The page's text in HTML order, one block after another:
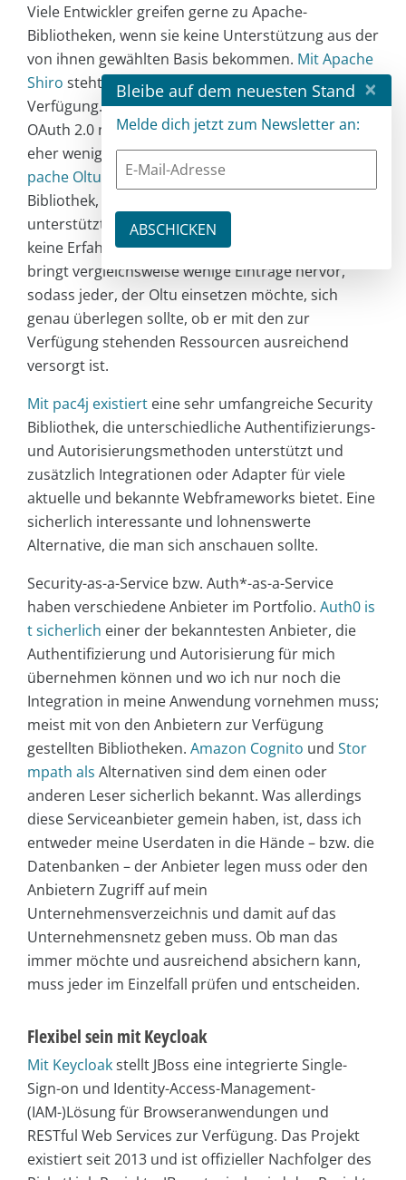
Viele Entwickler greifen gerne zu Apache-
Bibliotheken, wenn sie keine Unterstützung aus der
von ihnen gewählten Basis bekommen. Mit Apache
Shiro steht eine sehr bekannte Bibliothek zur
Verfügung. Allerdings unterstützt Shiro weder
OAuth 2.0 noch OIDC. Somit kommt dieser Ansatz
eher weniger für unsere Anforderungen in Frage.A
pache Oltu ist eine eher weniger bekannte
Bibliothek, die aber OAuth 2.0, OIDC und auch JWT
unterstützt. Ich selbst habe mit Oltu leider gar
keine Erfahrung, und auch die Recherche im Netz
bringt vergleichsweise wenige Einträge hervor,
sodass jeder, der Oltu einsetzen möchte, sich
genau überlegen sollte, ob er mit den zur
Verfügung stehenden Ressourcen ausreichend
versorgt ist.
Mit pac4j existiert eine sehr umfangreiche Security
Bibliothek, die unterschiedliche Authentifizierungs-
und Autorisierungsmethoden unterstützt und
zusätzlich Integrationen oder Adapter für viele
aktuelle und bekannte Webframeworks bietet. Eine
sicherlich interessante und lohnenswerte
Alternative, die man sich anschauen sollte.
Security-as-a-Service bzw. Auth*-as-a-Service
haben verschiedene Anbieter im Portfolio. Auth0 is
tsicherlich einer der bekanntesten Anbieter, die
Authentifizierung und Autorisierung für mich
übernehmen können und wo ich nur noch die
Integration in meine Anwendung vornehmen muss;
meist mit von den Anbietern zur Verfügung
gestellten Bibliotheken. Amazon Cognito und Stor
mpath als Alternativen sind dem einen oder
anderen Leser sicherlich bekannt. Was allerdings
diese Serviceanbieter gemein haben, ist, dass ich
entweder meine Userdaten in die Hände – bzw. die
Datenbanken – der Anbieter legen muss oder den
Anbietern Zugriff auf mein
Unternehmensverzeichnis und damit auf das
Unternehmensnetz geben muss. Ob man das
immer möchte und ausreichend absichern kann,
muss jeder im Einzelfall prüfen und entscheiden.
Flexibel sein mit Keycloak
Mit Keycloakstellt JBoss eine integrierte Single-
Sign-on und Identity-Access-Management-
(IAM-)Lösung für Browseranwendungen und
RESTful Web Services zur Verfügung. Das Projekt
existiert seit 2013 und ist offizieller Nachfolger des
Bleibe auf dem neuesten Stand ×
Melde dich jetzt zum Newsletter an: